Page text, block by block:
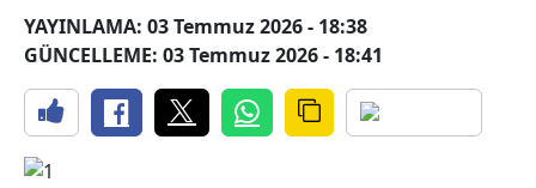
YAYINLAMA: 03 Temmuz 2026 - 18:38
GÜNCELLEME: 03 Temmuz 2026 - 18:41